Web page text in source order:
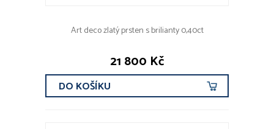
Art deco zlatý prsten s brilianty 0,40ct
21 800 Kč
DO KOŠÍKU